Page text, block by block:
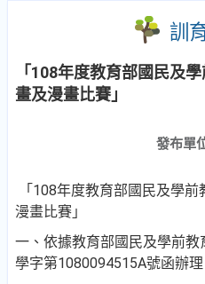
訓
「108年度教育部國民及
畫及漫畫比賽」
發布單
「108年度教育部國民及學
漫畫比賽」
一、依據教育部國民及學前
學字第1080094515A號函辦理